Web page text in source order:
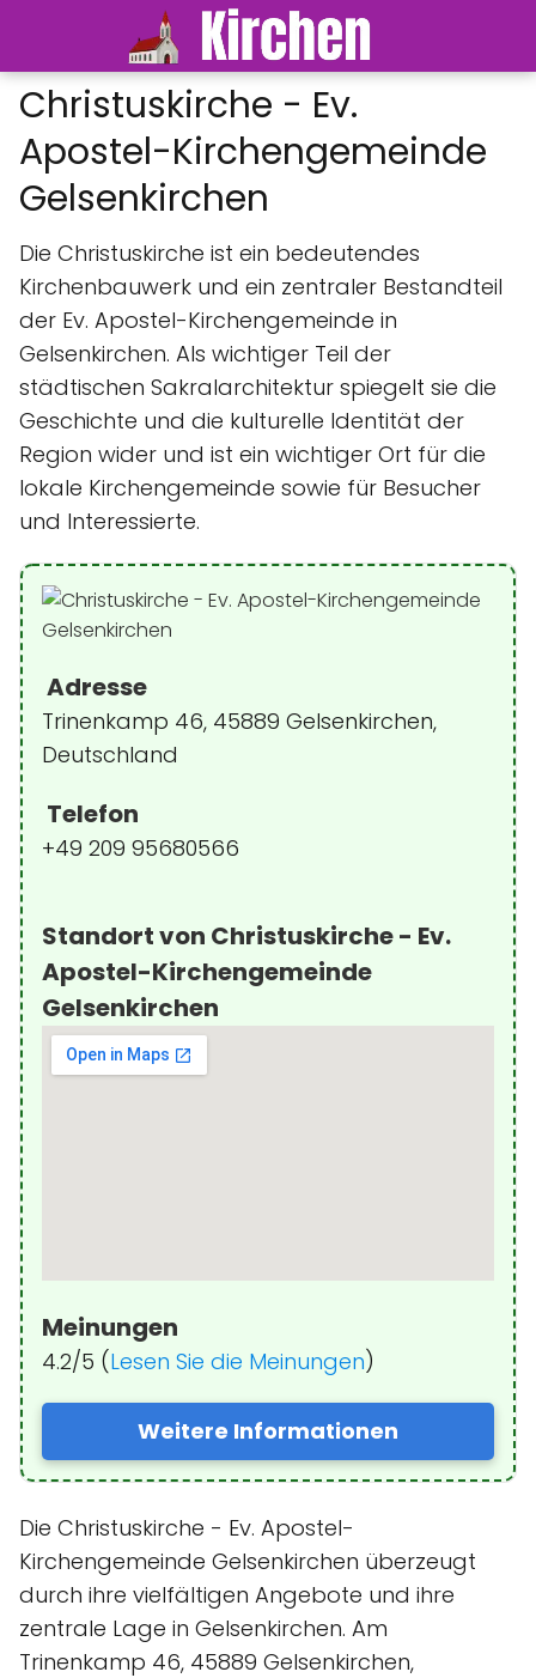
Christuskirche - Ev.
Apostel-Kirchengemeinde
Gelsenkirchen
Die Christuskirche ist ein bedeutendes
Kirchenbauwerk und ein zentraler Bestandteil
der Ev. Apostel-Kirchengemeinde in
Gelsenkirchen. Als wichtiger Teil der
städtischen Sakralarchitektur spiegelt sie die
Geschichte und die kulturelle Identität der
Region wider und ist ein wichtiger Ort für die
lokale Kirchengemeinde sowie für Besucher
und Interessierte.
Adresse
Trinenkamp 46, 45889 Gelsenkirchen,
Deutschland
Telefon
+49 209 95680566
Standort von Christuskirche - Ev.
Apostel-Kirchengemeinde
Gelsenkirchen
Meinungen
4.2/5 (Lesen Sie die Meinungen)
Weitere Informationen
Die Christuskirche - Ev. Apostel-
Kirchengemeinde Gelsenkirchen überzeugt
durch ihre vielfältigen Angebote und ihre
zentrale Lage in Gelsenkirchen. Am
Trinenkamp 46, 45889 Gelsenkirchen,